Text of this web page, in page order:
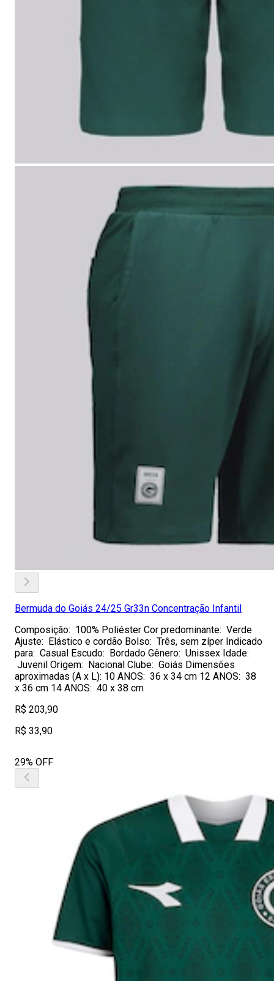
Bermuda do Goiás 24/25 Gr33n Concentração Infantil
Composição: 100% Poliéster Cor predominante: Verde
Ajuste: Elástico e cordão Bolso: Três, sem zíper Indicado
para: Casual Escudo: Bordado Gênero: Unissex Idade:
Juvenil Origem: Nacional Clube: Goiás Dimensões
aproximadas (A x L): 10 ANOS: 36 x 34 cm 12 ANOS: 38
x 36 cm 14 ANOS: 40 x 38 cm
R$ 203,90
R$ 33,90
29% OFF